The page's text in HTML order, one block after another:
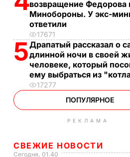
возвращение Федорова
Минобороны. У экс-
ответили
17671
5Драпатый рассказал о
длинной ночи в своей
человеке, который
ему выбраться из
17277
ПОПУЛЯРНОЕ
РЕКЛАМА
СВЕЖИЕ НОВОСТИ
Сегодня, 01.40